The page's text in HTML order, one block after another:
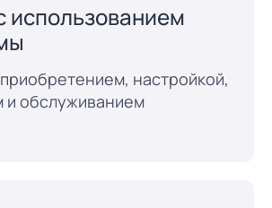
использованием
настройкой,
и обслуживанием